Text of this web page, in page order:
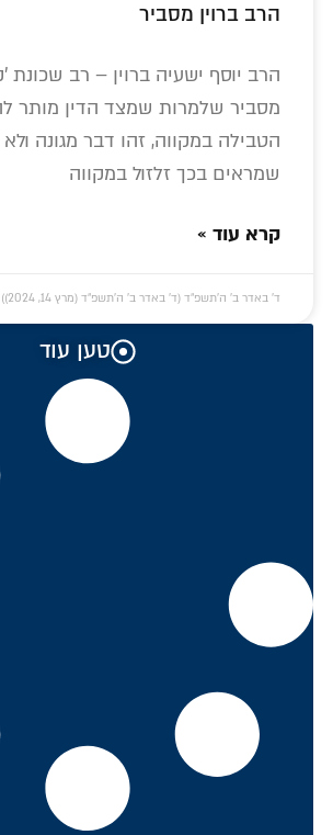
הרב ברוין מסביר
הרב יוסף ישעיה ברוין – רב שכונת
מסביר שלמרות שמצד הדין מותר
הטבילה במקווה, זהו דבר מגונה
שמראים בכך זלזול במקווה
קרא עוד »
ד׳ באדר ב׳ ה׳תשפ״ד (ד׳ באדר ב׳ ה׳תשפ״ד (מרץ 14, 2024))
טען עוד